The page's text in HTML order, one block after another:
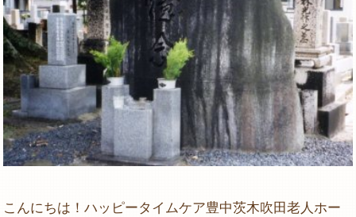
こんにちは！ハッピータイムケア豊中茨木吹田老人ホー